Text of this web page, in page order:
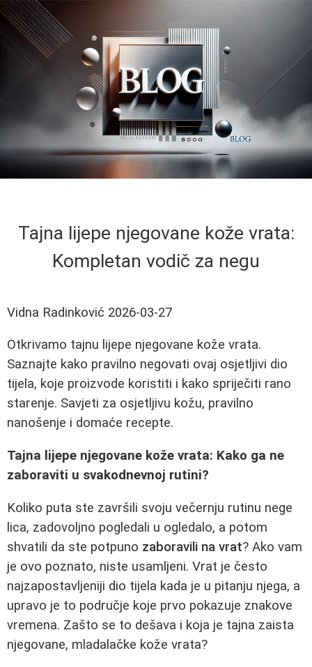
Tajna lijepe njegovane kože vrata:
Kompletan vodič za negu
Vidna Radinković 2026-03-27
Otkrivamo tajnu lijepe njegovane kože vrata.
Saznajte kako pravilno negovati ovaj osjetljivi dio
tijela, koje proizvode koristiti i kako spriječiti rano
starenje. Savjeti za osjetljivu kožu, pravilno
nanošenje i domaće recepte.
Tajna lijepe njegovane kože vrata: Kako ga ne
zaboraviti u svakodnevnoj rutini?
Koliko puta ste završili svoju večernju rutinu nege
lica, zadovoljno pogledali u ogledalo, a potom
shvatili da ste potpuno zaboravili na vrat? Ako vam
je ovo poznato, niste usamljeni. Vrat je često
najzapostavljeniji dio tijela kada je u pitanju njega, a
upravo je to područje koje prvo pokazuje znakove
vremena. Zašto se to dešava i koja je tajna zaista
njegovane, mladalačke kože vrata?